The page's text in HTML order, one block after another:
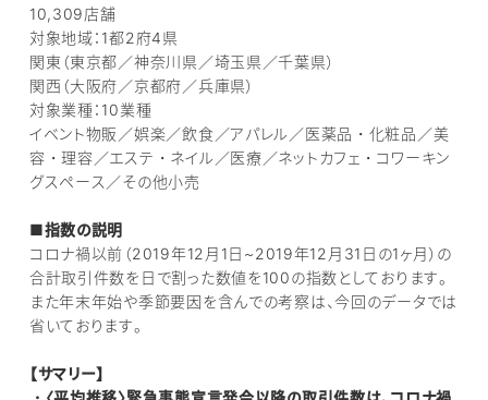
10,309店舗
対象地域：1都2府4県
関東（東京都／神奈川県／埼玉県／千葉県）
関西（大阪府／京都府／兵庫県）
対象業種：10業種
イベント物販／娯楽／飲食／アパレル／医薬品・化粧品／美
容・理容／エステ・ネイル／医療／ネットカフェ・コワーキン
グスペース／その他小売
■指数の説明
コロナ禍以前（2019年12月1日~2019年12月31日の1ヶ月）の
合計取引件数を日で割った数値を100の指数としております。
また年末年始や季節要因を含んでの考察は、今回のデータでは
省いております。
【サマリー】